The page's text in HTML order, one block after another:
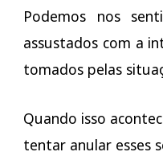
Podemos nos
assustados com a
tomados pelas
Quando isso
tentar anular esses